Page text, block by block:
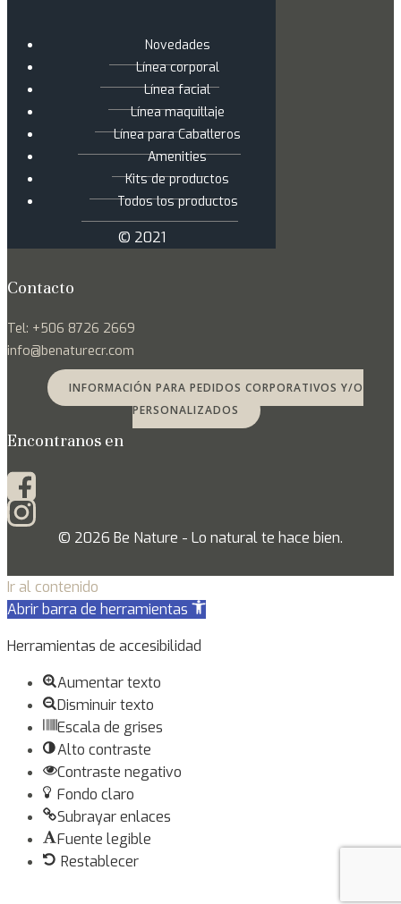
Novedades
Línea corporal
Línea facial
Línea maquillaje
Línea para Caballeros
Amenities
Kits de productos
Todos los productos
© 2021
Contacto
Tel: +506 8726 2669
info@benaturecr.com
INFORMACIÓN PARA PEDIDOS CORPORATIVOS Y/O
PERSONALIZADOS
Encontranos en
© 2026 Be Nature - Lo natural te hace bien.
Ir al contenido
Abrir barra de herramientas
Herramientas de accesibilidad
Aumentar texto
Disminuir texto
Escala de grises
Alto contraste
Contraste negativo
Fondo claro
Subrayar enlaces
Fuente legible
Restablecer